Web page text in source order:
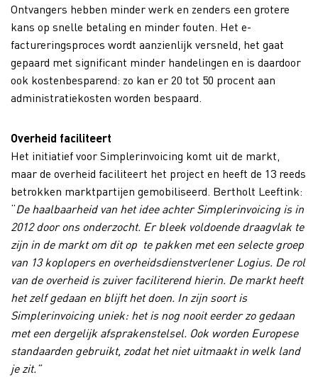
Ontvangers hebben minder werk en zenders een grotere
kans op snelle betaling en minder fouten. Het e-
factureringsproces wordt aanzienlijk versneld, het gaat
gepaard met significant minder handelingen en is daardoor
ook kostenbesparend: zo kan er 20 tot 50 procent aan
administratiekosten worden bespaard.
Overheid faciliteert
Het initiatief voor Simplerinvoicing komt uit de markt,
maar de overheid faciliteert het project en heeft de 13 reeds
betrokken marktpartijen gemobiliseerd. Bertholt Leeftink:
“De haalbaarheid van het idee achter Simplerinvoicing is in
2012 door ons onderzocht. Er bleek voldoende draagvlak te
zijn in de markt om dit op te pakken met een selecte groep
van 13 koplopers en overheidsdienstverlener Logius. De rol
van de overheid is zuiver faciliterend hierin. De markt heeft
het zelf gedaan en blijft het doen. In zijn soort is
Simplerinvoicing uniek: het is nog nooit eerder zo gedaan
met een dergelijk afsprakenstelsel. Ook worden Europese
standaarden gebruikt, zodat het niet uitmaakt in welk land
je zit.”